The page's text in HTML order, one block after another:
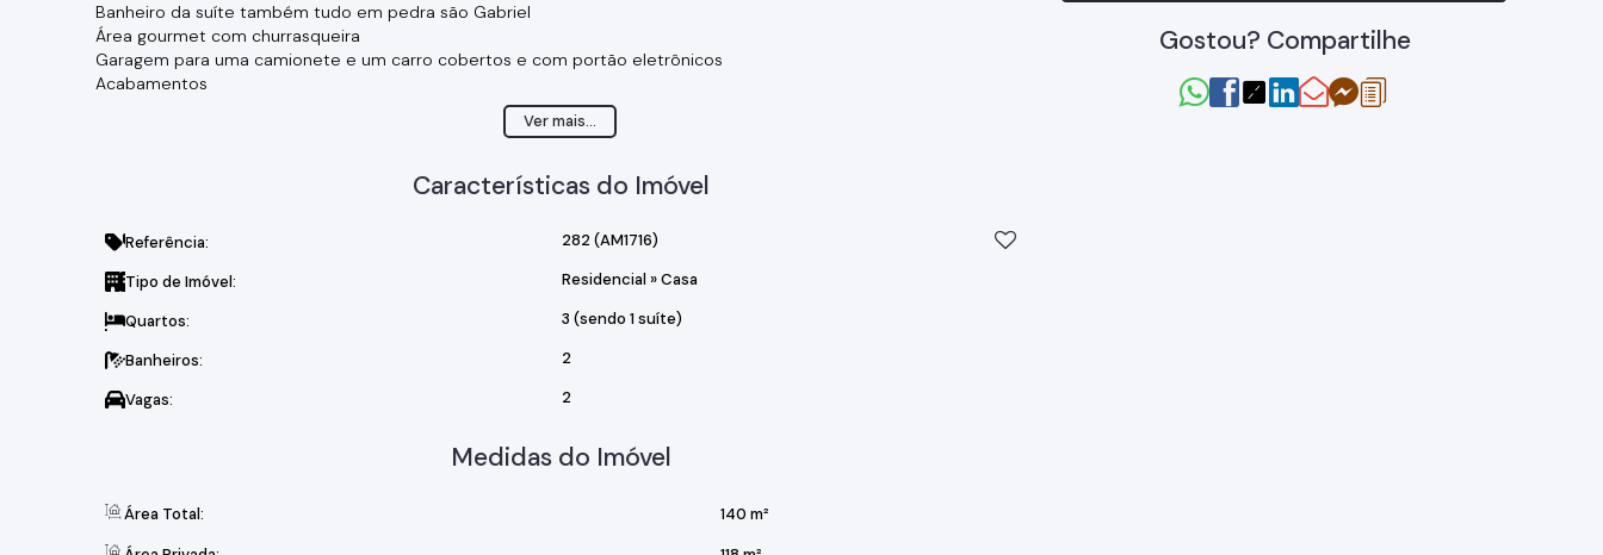
Banheiro da suíte também tudo em pedra são Gabriel
Área gourmet com churrasqueira
Garagem para uma camionete e um carro cobertos e com portão eletrônicos
Acabamentos
Dormitórios piso régua em tom amadeirados
Imóvel bem localizado tanto para moradia como para investimento e locação perto de padarias, escola, farmácia,
açougue, supermercados.
Ver mais...
Características do Imóvel
Referência: 282 (AM1716)
Tipo de Imóvel: Residencial »Casa
Quartos: 3 (sendo 1 suíte)
Banheiros: 2
Vagas: 2
Medidas do Imóvel
Área Total:
140 m²
Gostou? Compartilhe